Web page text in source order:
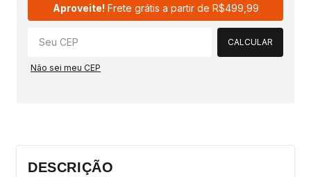
Aproveite! Frete grátis a partir de R$499,99
CALCULAR
Não sei meu CEP
DESCRIÇÃO